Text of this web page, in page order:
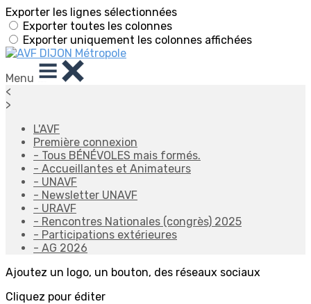
Exporter les lignes sélectionnées
Exporter toutes les colonnes
Exporter uniquement les colonnes affichées
Menu
<
>
L'AVF
Première connexion
- Tous BÉNÉVOLES mais formés.
- Accueillantes et Animateurs
- UNAVF
- Newsletter UNAVF
- URAVF
- Rencontres Nationales (congrès) 2025
- Participations extérieures
- AG 2026
Ajoutez un logo, un bouton, des réseaux sociaux
Cliquez pour éditer